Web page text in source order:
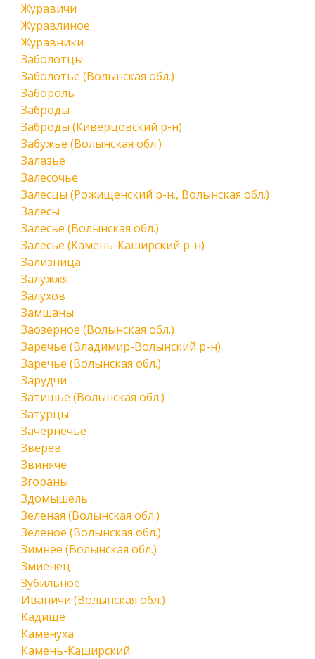
Журавичи
Журавлиное
Журавники
Заболотцы
Заболотье (Волынская обл.)
Забороль
Заброды
Заброды (Киверцовский р-н)
Забужье (Волынская обл.)
Залазье
Залесочье
Залесцы (Рожищенский р-н., Волынская обл.)
Залесы
Залесье (Волынская обл.)
Залесье (Камень-Каширский р-н)
Зализница
Залужжя
Залухов
Замшаны
Заозерное (Волынская обл.)
Заречье (Владимир-Волынский р-н)
Заречье (Волынская обл.)
Зарудчи
Затишье (Волынская обл.)
Затурцы
Зачернечье
Зверев
Звиняче
Згораны
Здомышель
Зеленая (Волынская обл.)
Зеленое (Волынская обл.)
Зимнее (Волынская обл.)
Змиенец
Зубильное
Иваничи (Волынская обл.)
Кадище
Каменуха
Камень-Каширский